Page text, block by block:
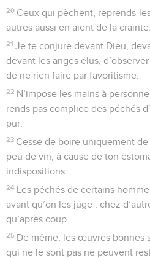
20 Ceux qui pèchent, reprends-
autres aussi en aient de la crainte.
21 Je te conjure devant Dieu,
devant les anges élus,
de ne rien faire par favoritisme.
22 N’impose les mains à
rends pas complice des péchés
pur.
23 Cesse de boire uniquement de
peu de vin, à cause de ton
indispositions.
24 Les péchés de certains
avant qu’on les juge ; chez
qu’après coup.
25 De même, les œuvres bonnes
qui ne le sont pas ne peuvent